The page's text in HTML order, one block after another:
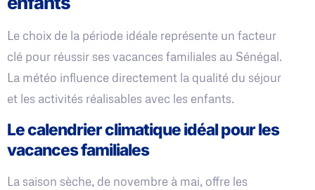
Le choix de la période idéale représente un facteur
clé pour réussir ses vacances familiales au Sénégal.
La météo influence directement la qualité du séjour
et les activités réalisables avec les enfants.
Le calendrier climatique idéal pour les
vacances familiales
La saison sèche, de novembre à mai, offre les